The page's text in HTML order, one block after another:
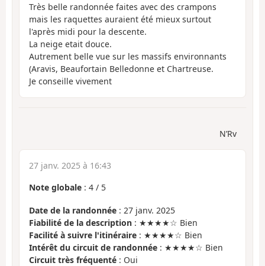
Très belle randonnée faites avec des crampons
mais les raquettes auraient été mieux surtout
l'après midi pour la descente.
La neige etait douce.
Autrement belle vue sur les massifs environnants
(Aravis, Beaufortain Belledonne et Chartreuse.
Je conseille vivement
N’Rv
27 janv. 2025 à 16:43
Note globale : 4 / 5
Date de la randonnée : 27 janv. 2025
Fiabilité de la description : ★★★★☆ Bien
Facilité à suivre l'itinéraire : ★★★★☆ Bien
Intérêt du circuit de randonnée : ★★★★☆ Bien
Circuit très fréquenté : Oui